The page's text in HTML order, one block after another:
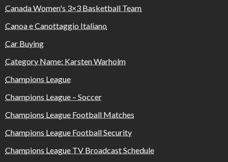
Canada Women's 3×3 Basketball Team
Canoa e Canottaggio Italiano
Car Buying
Category Name: Karsten Warholm
Champions League
Champions League – Soccer
Champions League Football Matches
Champions League Football Security
Champions League TV Broadcast Schedule